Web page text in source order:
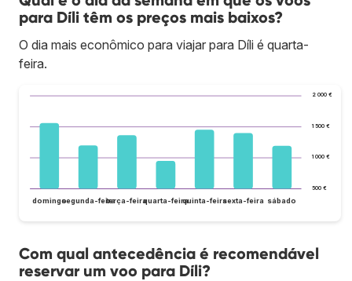
para Díli têm os preços mais baixos?
O dia mais econômico para viajar para Díli é quarta-
feira.
500 €
1 000 €
1 500 €
2 000 €
domingosegunda-feiraterça-feiraquarta-feiraquinta-feirasexta-feira sábado
Com qual antecedência é recomendável
reservar um voo para Díli?